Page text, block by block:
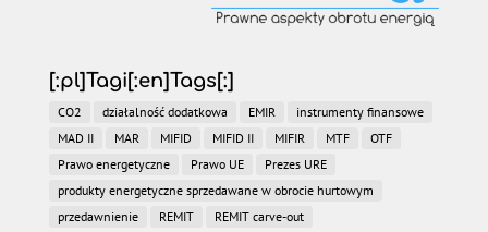
[:pl]Tagi[:en]Tags[:]
CO2 działalność dodatkowa EMIR
instrumenty finansowe
MAD II
MAR MIFID MIFID II MIFIR MTF
OTF
Prawo energetyczne
Prawo UE
Prezes URE
produkty energetyczne sprzedawane w obrocie hurtowym
przedawnienie
REMIT
REMIT carve-out